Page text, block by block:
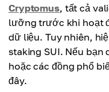
Cryptomus, tất cả
lưỡng trước khi hoạt
dữ liệu. Tuy nhiên,
staking SUI. Nếu bạn
hoặc các đồng phổ
đây.